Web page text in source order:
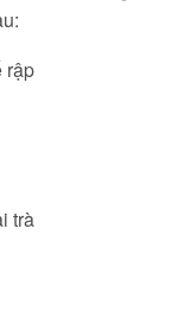
rập
trà